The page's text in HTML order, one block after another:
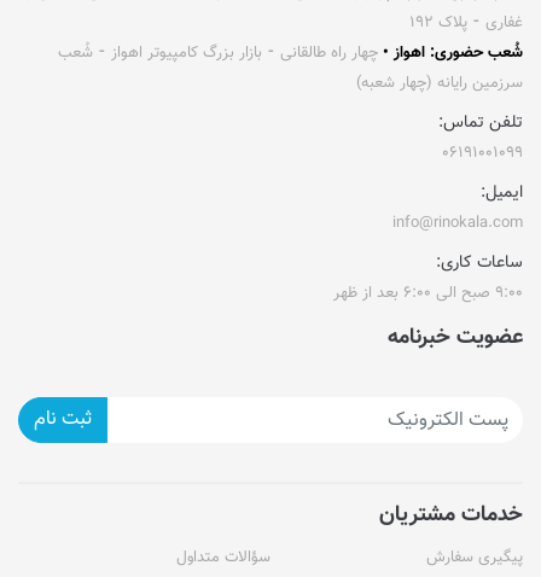
غفاری ⁃ پلاک ۱۹۲
شُعب حضوری: اهواز • چهار راه طالقانی ⁃ بازار بزرگ کامپیوتر اهواز ⁃ شُعب
سرزمین رایانه (چهار شعبه)
تلفن تماس:
۰۶۱۹۱۰۰۱۰۹۹
ایمیل:
info@rinokala.com
ساعات کاری:
۹:۰۰ صبح الی ۶:۰۰ بعد از ظهر
عضویت خبرنامه
ثبت نام
خدمات مشتریان
پیگیری سفارش سؤالات متداول